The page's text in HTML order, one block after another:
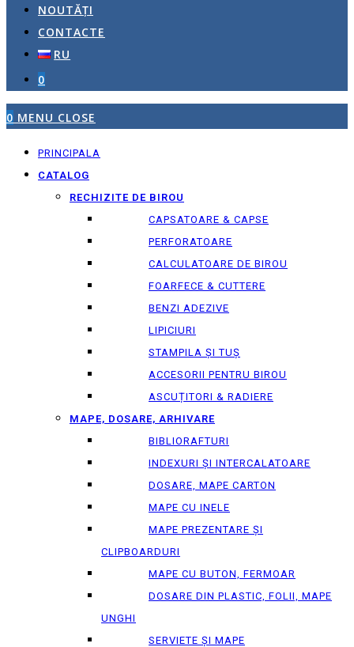
NOUTĂȚI
CONTACTE
RU
0
0 MENU CLOSE
PRINCIPALA
CATALOG
RECHIZITE DE BIROU
CAPSATOARE & CAPSE
PERFORATOARE
CALCULATOARE DE BIROU
FOARFECE & CUTTERE
BENZI ADEZIVE
LIPICIURI
STAMPILA ȘI TUȘ
ACCESORII PENTRU BIROU
ASCUȚITORI & RADIERE
MAPE, DOSARE, ARHIVARE
BIBLIORAFTURI
INDEXURI ȘI INTERCALATOARE
DOSARE, MAPE CARTON
MAPE CU INELE
MAPE PREZENTARE ȘI
CLIPBOARDURI
MAPE CU BUTON, FERMOAR
DOSARE DIN PLASTIC, FOLII, MAPE
UNGHI
SERVIETE ȘI MAPE